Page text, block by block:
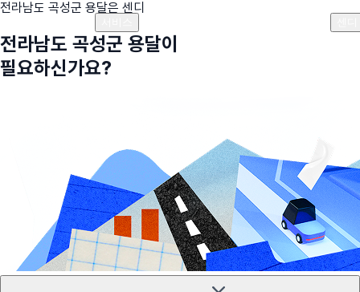
전라남도 곡성군 용달은 센디
전라남도 곡성군 용달이
필요하신가요?